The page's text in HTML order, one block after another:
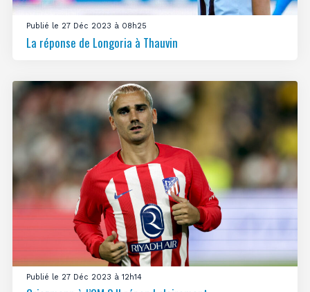
Publié le 27 Déc 2023 à 08h25
La réponse de Longoria à Thauvin
Publié le 27 Déc 2023 à 12h14